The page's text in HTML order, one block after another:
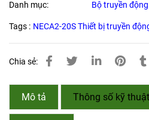
Danh mục: Bộ truyền
Tags : NECA2-20S Thiết bị truyền
Chia sẻ:
Mô tả Thông số kỹ thuật